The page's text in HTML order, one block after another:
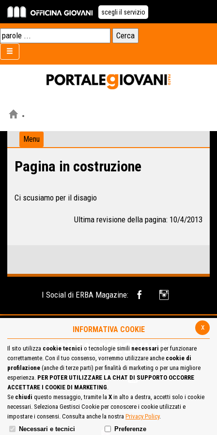
scegli il servizio
Menu
Pagina in costruzione
Ci scusiamo per il disagio
Ultima revisione della pagina: 10/4/2013
I Social di ERBA Magazine:
Site Map Cookie Policy
x
INFORMATIVA COOKIE
Il sito utilizza cookie tecnici o tecnologie simili necessari per funzionare
correttamente. Con il tuo consenso, vorremmo utilizzare anche cookie di
profilazione (anche di terze parti) per finalità di marketing o per una migliore
esperienza. PER POTER UTILIZZARE LA CHAT DI SUPPORTO OCCORRE
ACCETTARE I COOKIE DI MARKETING.
Se chiudi questo messaggio, tramite la X in alto a destra, accetti solo i cookie
necessari. Seleziona Gestisci Cookie per conoscere i cookie utilizzati e
impostare i consensi. Consulta anche la nostra Privacy Policy.
Necessari e tecnici
Preferenze